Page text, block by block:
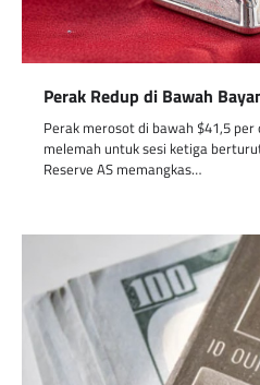
Perak Redup di Bawah
Perak merosot di bawah $41,5 per
melemah untuk sesi ketiga
Reserve AS memangkas…